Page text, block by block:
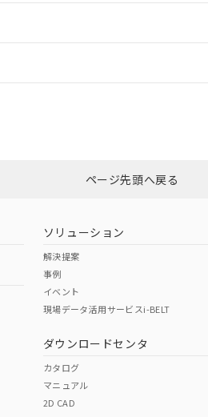
ロードはこちら
（日本
（アメリカ
この
その他の認証はこ
ページ先頭へ戻る
ソリューション
解決提案
事例
イベント
現場データ活用サービスi-BELT
ダウンロードセンタ
カタログ
マニュアル
2D CAD